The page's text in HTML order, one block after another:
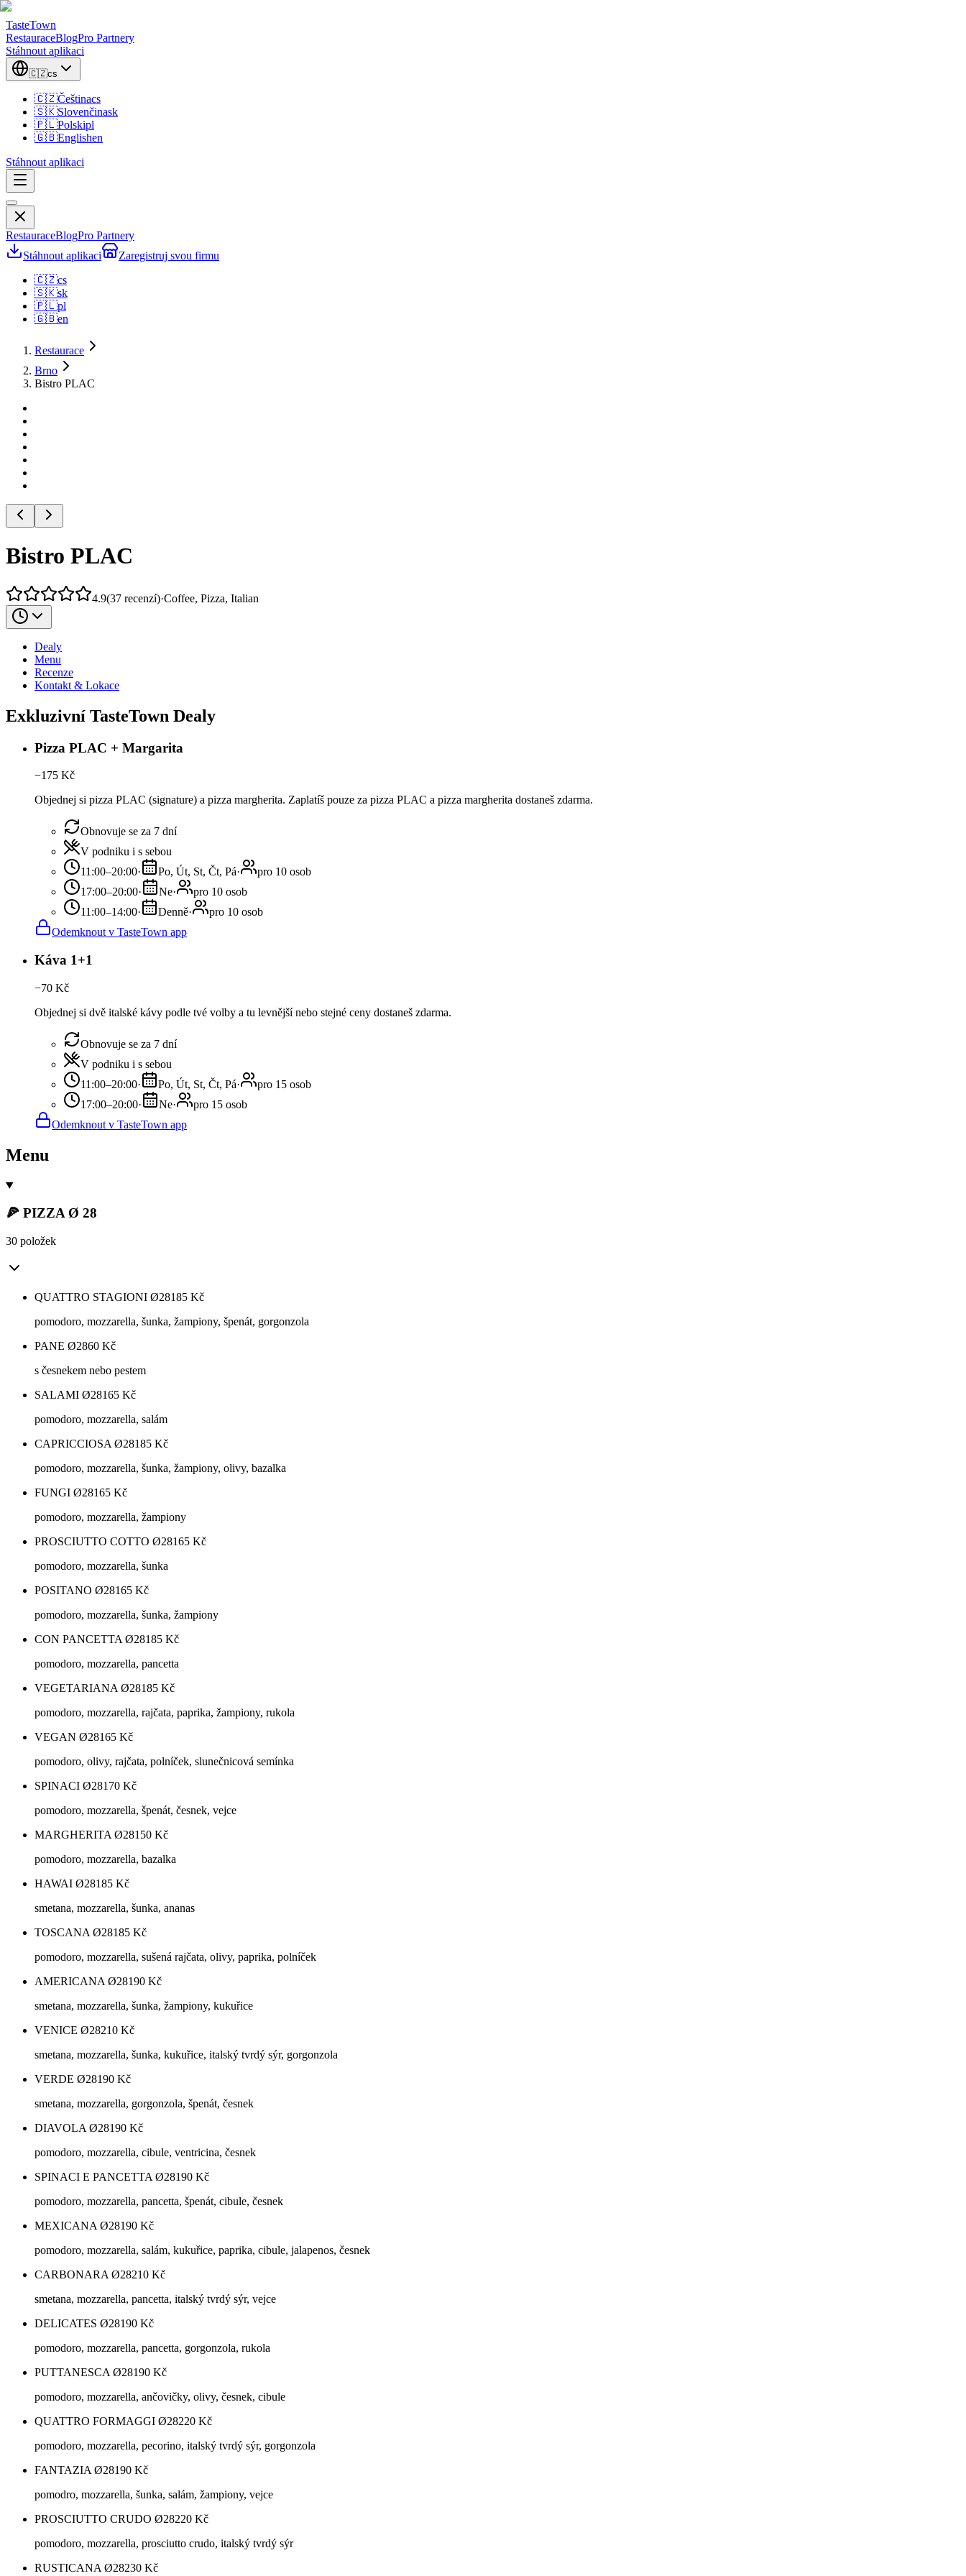
TasteTown
RestauraceBlogPro Partnery
Stáhnout aplikaci
🇨🇿cs
🇨🇿Češtinacs
🇸🇰Slovenčinask
🇵🇱Polskipl
🇬🇧Englishen
Stáhnout aplikaci
RestauraceBlogPro Partnery
Stáhnout aplikaci
Zaregistruj svou firmu
🇨🇿cs
🇸🇰sk
🇵🇱pl
🇬🇧en
Restaurace
Brno
Bistro PLAC
Bistro PLAC
4.9(37 recenzí)·Coffee, Pizza, Italian
Dealy
Menu
Recenze
Kontakt & Lokace
Exkluzivní TasteTown Dealy
Pizza PLAC + Margarita
−175 Kč
Objednej si pizza PLAC (signature) a pizza margherita. Zaplatíš pouze za pizza PLAC a pizza margherita dostaneš zdarma.
Obnovuje se za 7 dní
V podniku i s sebou
11:00–20:00· Po, Út, St, Čt, Pá·
pro 10 osob
17:00–20:00· Ne·
pro 10 osob
11:00–14:00· Denně·
pro 10 osob
Odemknout v TasteTown app
Káva 1+1
−70 Kč
Objednej si dvě italské kávy podle tvé volby a tu levnější nebo stejné ceny dostaneš zdarma.
Obnovuje se za 7 dní
V podniku i s sebou
11:00–20:00· Po, Út, St, Čt, Pá·
pro 15 osob
17:00–20:00· Ne·
pro 15 osob
Odemknout v TasteTown app
Menu
🍕 PIZZA Ø 28
30 položek
QUATTRO STAGIONI Ø28185 Kč
pomodoro, mozzarella, šunka, žampiony, špenát, gorgonzola
PANE Ø2860 Kč
s česnekem nebo pestem
SALAMI Ø28165 Kč
pomodoro, mozzarella, salám
CAPRICCIOSA Ø28185 Kč
pomodoro, mozzarella, šunka, žampiony, olivy, bazalka
FUNGI Ø28165 Kč
pomodoro, mozzarella, žampiony
PROSCIUTTO COTTO Ø28165 Kč
pomodoro, mozzarella, šunka
POSITANO Ø28165 Kč
pomodoro, mozzarella, šunka, žampiony
CON PANCETTA Ø28185 Kč
pomodoro, mozzarella, pancetta
VEGETARIANA Ø28185 Kč
pomodoro, mozzarella, rajčata, paprika, žampiony, rukola
VEGAN Ø28165 Kč
pomodoro, olivy, rajčata, polníček, slunečnicová semínka
SPINACI Ø28170 Kč
pomodoro, mozzarella, špenát, česnek, vejce
MARGHERITA Ø28150 Kč
pomodoro, mozzarella, bazalka
HAWAI Ø28185 Kč
smetana, mozzarella, šunka, ananas
TOSCANA Ø28185 Kč
pomodoro, mozzarella, sušená rajčata, olivy, paprika, polníček
AMERICANA Ø28190 Kč
smetana, mozzarella, šunka, žampiony, kukuřice
VENICE Ø28210 Kč
smetana, mozzarella, šunka, kukuřice, italský tvrdý sýr, gorgonzola
VERDE Ø28190 Kč
smetana, mozzarella, gorgonzola, špenát, česnek
DIAVOLA Ø28190 Kč
pomodoro, mozzarella, cibule, ventricina, česnek
SPINACI E PANCETTA Ø28190 Kč
pomodoro, mozzarella, pancetta, špenát, cibule, česnek
MEXICANA Ø28190 Kč
pomodoro, mozzarella, salám, kukuřice, paprika, cibule, jalapenos, česnek
CARBONARA Ø28210 Kč
smetana, mozzarella, pancetta, italský tvrdý sýr, vejce
DELICATES Ø28190 Kč
pomodoro, mozzarella, pancetta, gorgonzola, rukola
PUTTANESCA Ø28190 Kč
pomodoro, mozzarella, ančovičky, olivy, česnek, cibule
QUATTRO FORMAGGI Ø28220 Kč
pomodoro, mozzarella, pecorino, italský tvrdý sýr, gorgonzola
FANTAZIA Ø28190 Kč
pomodro, mozzarella, šunka, salám, žampiony, vejce
PROSCIUTTO CRUDO Ø28220 Kč
pomodoro, mozzarella, prosciutto crudo, italský tvrdý sýr
RUSTICANA Ø28230 Kč